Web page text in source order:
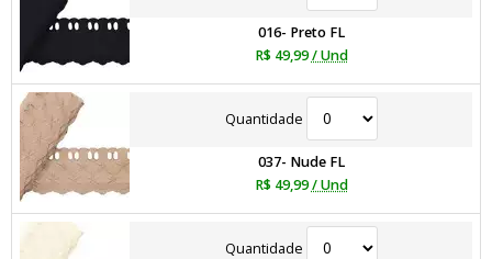
016- Preto FL
R$ 49,99 / Und
Quantidade
037- Nude FL
R$ 49,99 / Und
Quantidade